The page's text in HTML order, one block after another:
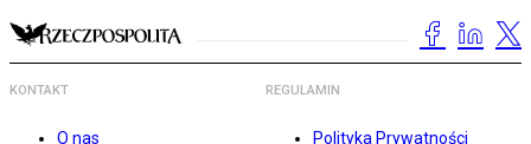
KONTAKT
O nas
REGULAMIN
Polityka Prywatności